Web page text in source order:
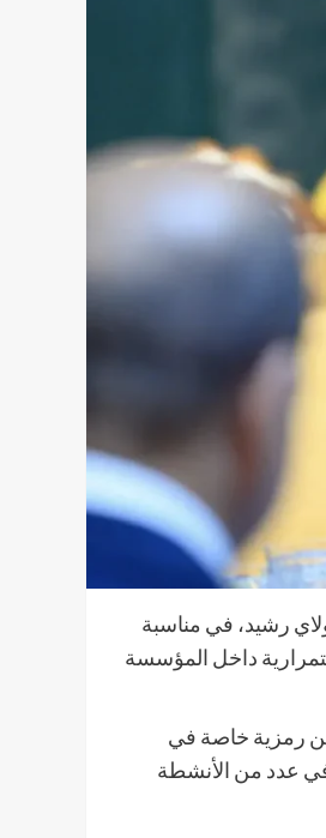
رشيد، في مناسبة
داخل المؤسسة
من رمزية خاصة في
عدد من الأنشطة